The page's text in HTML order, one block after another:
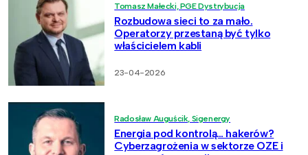
Tomasz Małecki, PGE Dystrybucja
Rozbudowa sieci to za mało.
Operatorzy przestaną być tylko
właścicielem kabli
23-04-2026
Radosław Auguścik, Sigenergy
Energia pod kontrolą… hakerów?
Cyberzagrożenia w sektorze OZE i